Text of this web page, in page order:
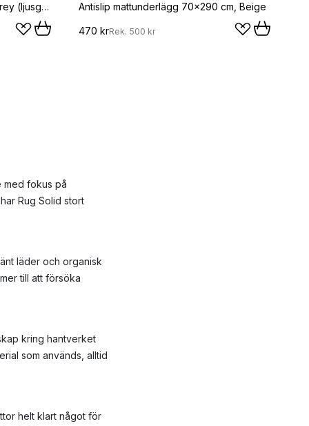
Cotton matta 60x90 cm, light grey (ljusgrå)
Antislip mattunderlägg 70x290 cm, Beige
470 krRek. 500 kr
med fokus på
Rug Solid stort
läder och organisk
till att försöka
kring hantverket
som används, alltid
helt klart något för